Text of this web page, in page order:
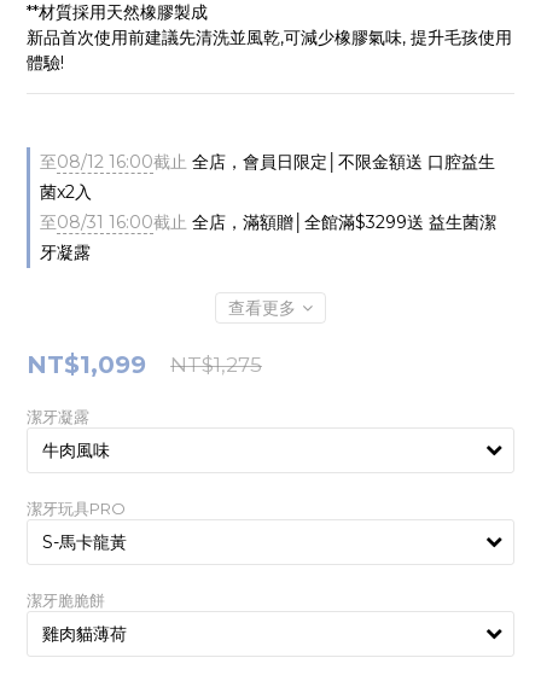
**材質採用天然橡膠製成
新品首次使用前建議先清洗並風乾,可減少橡膠氣味, 提升毛孩使用
體驗!
至08/12 16:00截止 全店，會員日限定│不限金額送 口腔益生
菌x2入
至08/31 16:00截止 全店，滿額贈│全館滿$3299送 益生菌潔
牙凝露
查看更多
NT$1,099 NT$1,275
潔牙凝露
潔牙玩具PRO
潔牙脆脆餅